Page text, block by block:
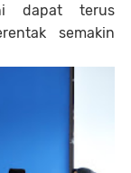
dapat terus
semakin